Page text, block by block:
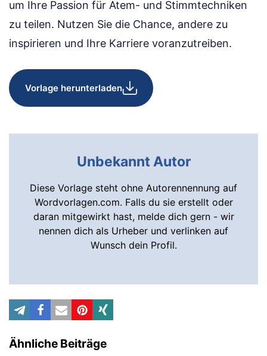
um Ihre Passion für Atem- und Stimmtechniken
zu teilen. Nutzen Sie die Chance, andere zu
inspirieren und Ihre Karriere voranzutreiben.
Vorlage herunterladen
Unbekannt Autor
Diese Vorlage steht ohne Autorennennung auf
Wordvorlagen.com. Falls du sie erstellt oder
daran mitgewirkt hast, melde dich gern - wir
nennen dich als Urheber und verlinken auf
Wunsch dein Profil.
Ähnliche Beiträge